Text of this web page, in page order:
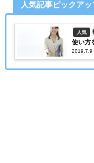
人気記事ピックアッ
人気
使い方
2019.7.9